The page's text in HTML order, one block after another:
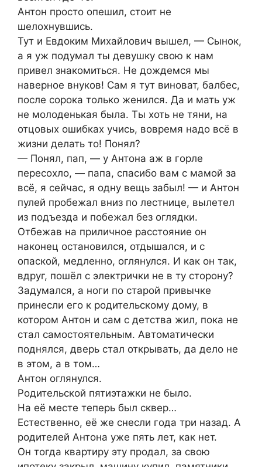
Антон просто опешил, стоит не
шелохнувшись.
Тут и Евдоким Михайлович вышел, — Сынок,
а я уж подумал ты девушку свою к нам
привел знакомиться. Не дождемся мы
наверное внуков! Сам я тут виноват, балбес,
после сорока только женился. Да и мать уж
не молоденькая была. Ты хоть не тяни, на
отцовых ошибках учись, вовремя надо всё в
жизни делать то! Понял?
— Понял, пап, — у Антона аж в горле
пересохло, — папа, спасибо вам с мамой за
всё, я сейчас, я одну вещь забыл! — и Антон
пулей пробежал вниз по лестнице, вылетел
из подъезда и побежал без оглядки.
Отбежав на приличное расстояние он
наконец остановился, отдышался, и с
опаской, медленно, оглянулся. И как он так,
вдруг, пошёл с электрички не в ту сторону?
Задумался, а ноги по старой привычке
принесли его к родительскому дому, в
котором Антон и сам с детства жил, пока не
стал самостоятельным. Автоматически
поднялся, дверь стал открывать, да дело не
в этом, а в том…
Антон оглянулся.
Родительской пятиэтажки не было.
На её месте теперь был сквер…
Естественно, её же снесли года три назад. А
родителей Антона уже пять лет, как нет.
Он тогда квартиру эту продал, за свою